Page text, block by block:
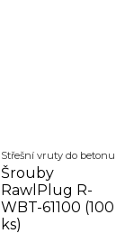
Střešní vruty do betonu
Šrouby
RawlPlug R-
WBT-61100 (100
ks)